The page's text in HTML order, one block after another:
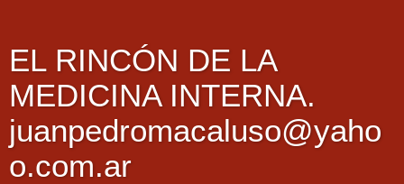
EL RINCÓN DE LA
MEDICINA INTERNA.
juanpedromacaluso@yaho
o.com.ar